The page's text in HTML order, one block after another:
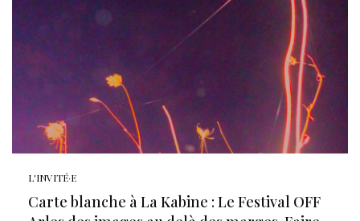
L'INVITÉ·E
Carte blanche à La Kabine : Le Festival OFF